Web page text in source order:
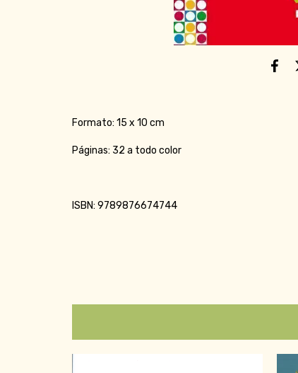
Formato: 15 x 10 cm
Páginas: 32 a todo color
ISBN: 9789876674744